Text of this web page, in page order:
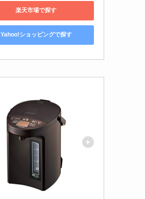
楽天市場で探す
Yahoo!ショッピングで探す